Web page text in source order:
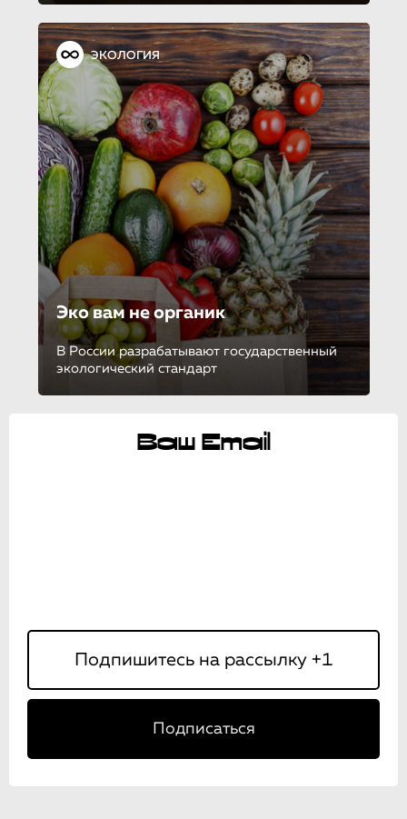
ЭКОЛОГИЯ
Эко вам не органик
В России разрабатывают государственный
экологический стандарт
Ваш Email
Подписаться